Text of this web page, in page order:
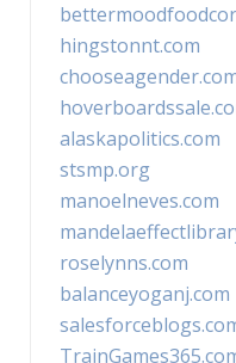
hingstonnt.com
alaskapolitics.com
stsmp.org
manoelneves.com
roselynns.com
balanceyoganj.com